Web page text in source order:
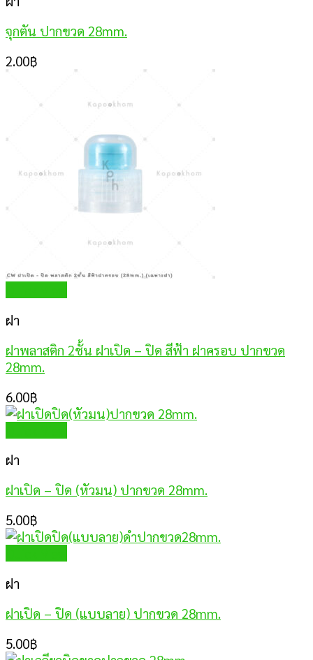
จุกตัน ปากขวด 28mm.
2.00฿
ฝา
ฝาพลาสติก 2ชั้น ฝาเปิด – ปิด สีฟ้า ฝาครอบ ปากขวด
28mm.
6.00฿
ฝา
ฝาเปิด – ปิด (หัวมน) ปากขวด 28mm.
5.00฿
ฝา
ฝาเปิด – ปิด (แบบลาย) ปากขวด 28mm.
5.00฿